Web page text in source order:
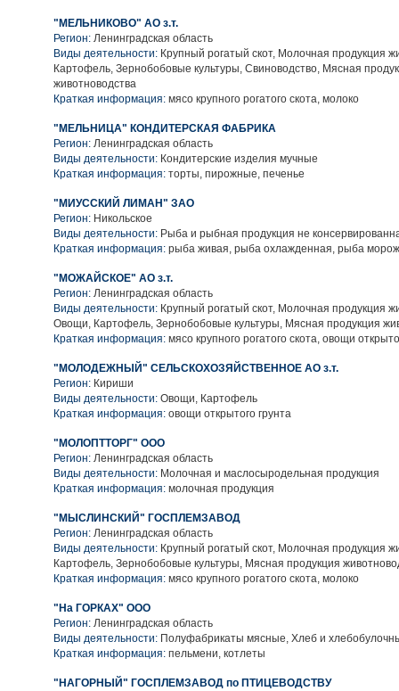
"МЕЛЬНИКОВО" АО з.т.
Регион: Ленинградская область
Виды деятельности: Крупный рогатый скот, Молочная продукция
Картофель, Зернобобовые культуры, Свиноводство, Мясная
животноводства
Краткая информация: мясо крупного рогатого скота, молоко
"МЕЛЬНИЦА" КОНДИТЕРСКАЯ ФАБРИКА
Регион: Ленинградская область
Виды деятельности: Кондитерские изделия мучные
Краткая информация: торты, пирожные, печенье
"МИУССКИЙ ЛИМАН" ЗАО
Регион: Никольское
Виды деятельности: Рыба и рыбная продукция не
Краткая информация: рыба живая, рыба охлажденная, рыба
"МОЖАЙСКОЕ" АО з.т.
Регион: Ленинградская область
Виды деятельности: Крупный рогатый скот, Молочная продукция
Овощи, Картофель, Зернобобовые культуры, Мясная продукция
Краткая информация: мясо крупного рогатого скота, овощи
"МОЛОДЕЖНЫЙ" СЕЛЬСКОХОЗЯЙСТВЕННОЕ АО з.т.
Регион: Кириши
Виды деятельности: Овощи, Картофель
Краткая информация: овощи открытого грунта
"МОЛОПТТОРГ" ООО
Регион: Ленинградская область
Виды деятельности: Молочная и маслосыродельная продукция
Краткая информация: молочная продукция
"МЫСЛИНСКИЙ" ГОСПЛЕМЗАВОД
Регион: Ленинградская область
Виды деятельности: Крупный рогатый скот, Молочная продукция
Картофель, Зернобобовые культуры, Мясная продукция
Краткая информация: мясо крупного рогатого скота, молоко
"На ГОРКАХ" ООО
Регион: Ленинградская область
Виды деятельности: Полуфабрикаты мясные, Хлеб и
Краткая информация: пельмени, котлеты
"НАГОРНЫЙ" ГОСПЛЕМЗАВОД по ПТИЦЕВОДСТВУ